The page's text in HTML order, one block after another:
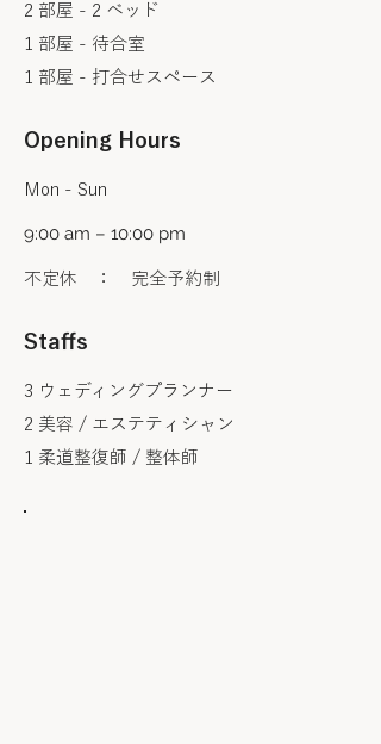
2 部屋 - 2 ベッド
1 部屋 - 待合室
1 部屋 - 打合せスペース
Opening Hours
Mon - Sun
9:00 am – 10:00 pm
​不定休 ： 完全予約制
Staffs
3 ウェディングプランナー
2 美容 / エステティシャン
1 柔道整復師 / 整体師